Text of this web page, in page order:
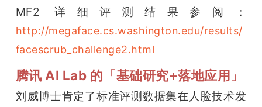
MF2 详细评测结果参阅：
http://megaface.cs.washington.edu/results/
facescrub_challenge2.html
腾讯 AI Lab 的「基础研究+落地应用」
刘威博士肯定了标准评测数据集在人脸技术发